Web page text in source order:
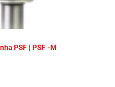
PSF | PSF -M